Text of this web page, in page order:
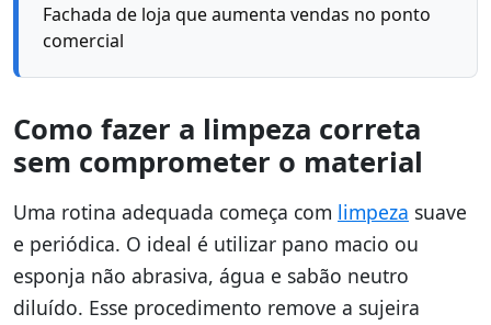
Fachada de loja que aumenta vendas no ponto
comercial
Como fazer a limpeza correta
sem comprometer o material
Uma rotina adequada começa com limpeza suave
e periódica. O ideal é utilizar pano macio ou
esponja não abrasiva, água e sabão neutro
diluído. Esse procedimento remove a sujeira